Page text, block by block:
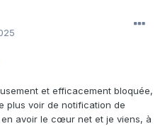
et efficacement bloquée,
plus voir de notification de
avoir le cœur net et je viens, à